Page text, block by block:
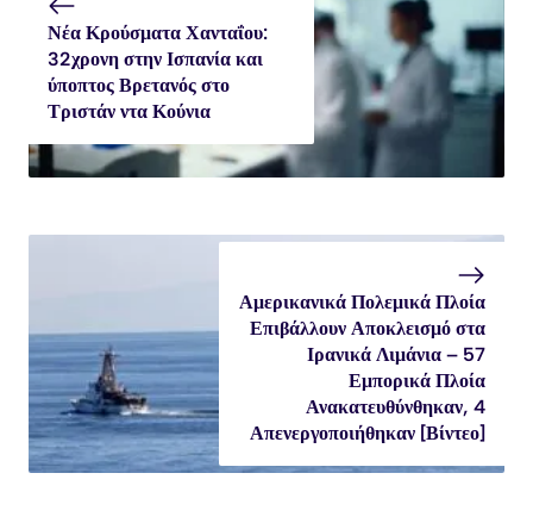
Νέα Κρούσματα Χανταΐου:
32χρονη στην Ισπανία και
ύποπτος Βρετανός στο
Τριστάν ντα Κούνια
Αμερικανικά Πολεμικά Πλοία
Επιβάλλουν Αποκλεισμό στα
Ιρανικά Λιμάνια – 57
Εμπορικά Πλοία
Ανακατευθύνθηκαν, 4
Απενεργοποιήθηκαν [Βίντεο]